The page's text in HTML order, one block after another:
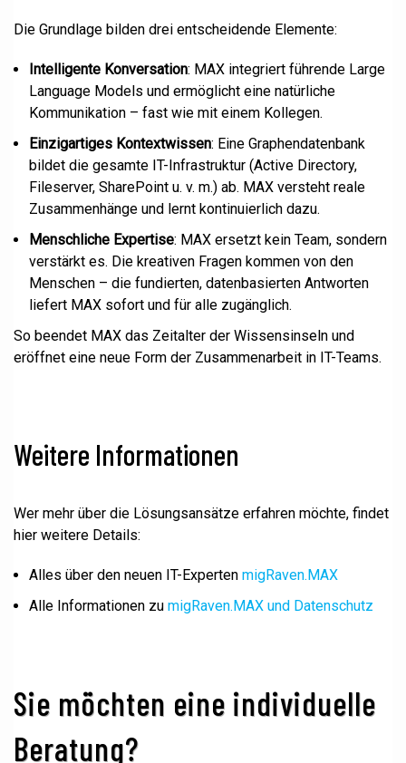
Die Grundlage bilden drei entscheidende Elemente:
Intelligente Konversation: MAX integriert führende Large
Language Models und ermöglicht eine natürliche
Kommunikation – fast wie mit einem Kollegen.
Einzigartiges Kontextwissen: Eine Graphendatenbank
bildet die gesamte IT-Infrastruktur (Active Directory,
Fileserver, SharePoint u. v. m.) ab. MAX versteht reale
Zusammenhänge und lernt kontinuierlich dazu.
Menschliche Expertise: MAX ersetzt kein Team, sondern
verstärkt es. Die kreativen Fragen kommen von den
Menschen – die fundierten, datenbasierten Antworten
liefert MAX sofort und für alle zugänglich.
So beendet MAX das Zeitalter der Wissensinseln und
eröffnet eine neue Form der Zusammenarbeit in IT-Teams.
Weitere Informationen
Wer mehr über die Lösungsansätze erfahren möchte, findet
hier weitere Details:
Alles über den neuen IT-Experten migRaven.MAX
Alle Informationen zu migRaven.MAX und Datenschutz
Sie möchten eine individuelle
Beratung?